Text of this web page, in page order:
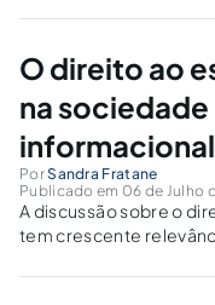
direitos da
tribunais e casos
O direito ao
na sociedade
informacional
PorSandra Fratane
Publicado em 06 de Julho
A discussão sobre o
tem crescente
Faz-se mister debater